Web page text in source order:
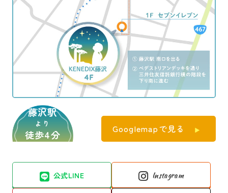
藤沢駅
より
徒歩4分 Googlemapで見る
公式LINE Instagram